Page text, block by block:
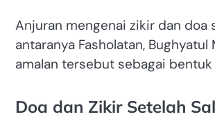
Anjuran mengenai zikir dan
antaranya Fasholatan,
amalan tersebut sebagai
Doa dan Zikir Setelah